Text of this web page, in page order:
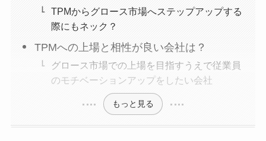
TPMからグロース市場へステップアップする
際にもネック？
TPMへの上場と相性が良い会社は？
グロース市場での上場を目指すうえで従業員
のモチベーションアップをしたい会社
もっと見る